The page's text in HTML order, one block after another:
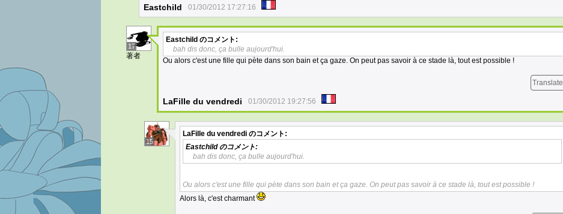
Eastchild 01/30/2012 17:27:16
17
著者
Eastchild のコメント:
bah dis donc, ça bulle aujourd'hui.
Ou alors c'est une fille qui pète dans son bain et ça gaze. On peut pas savoir à ce stade là, tout est possible !
Translate
LaFille du vendredi 01/30/2012 19:27:56
15
LaFille du vendredi のコメント:
Eastchildのコメント:
bah dis donc, ça bulle aujourd'hui.
Ou alors c'est une fille qui pète dans son bain et ça gaze. On peut pas savoir à ce stade là, tout est possible !
Alors là, c'est charmant